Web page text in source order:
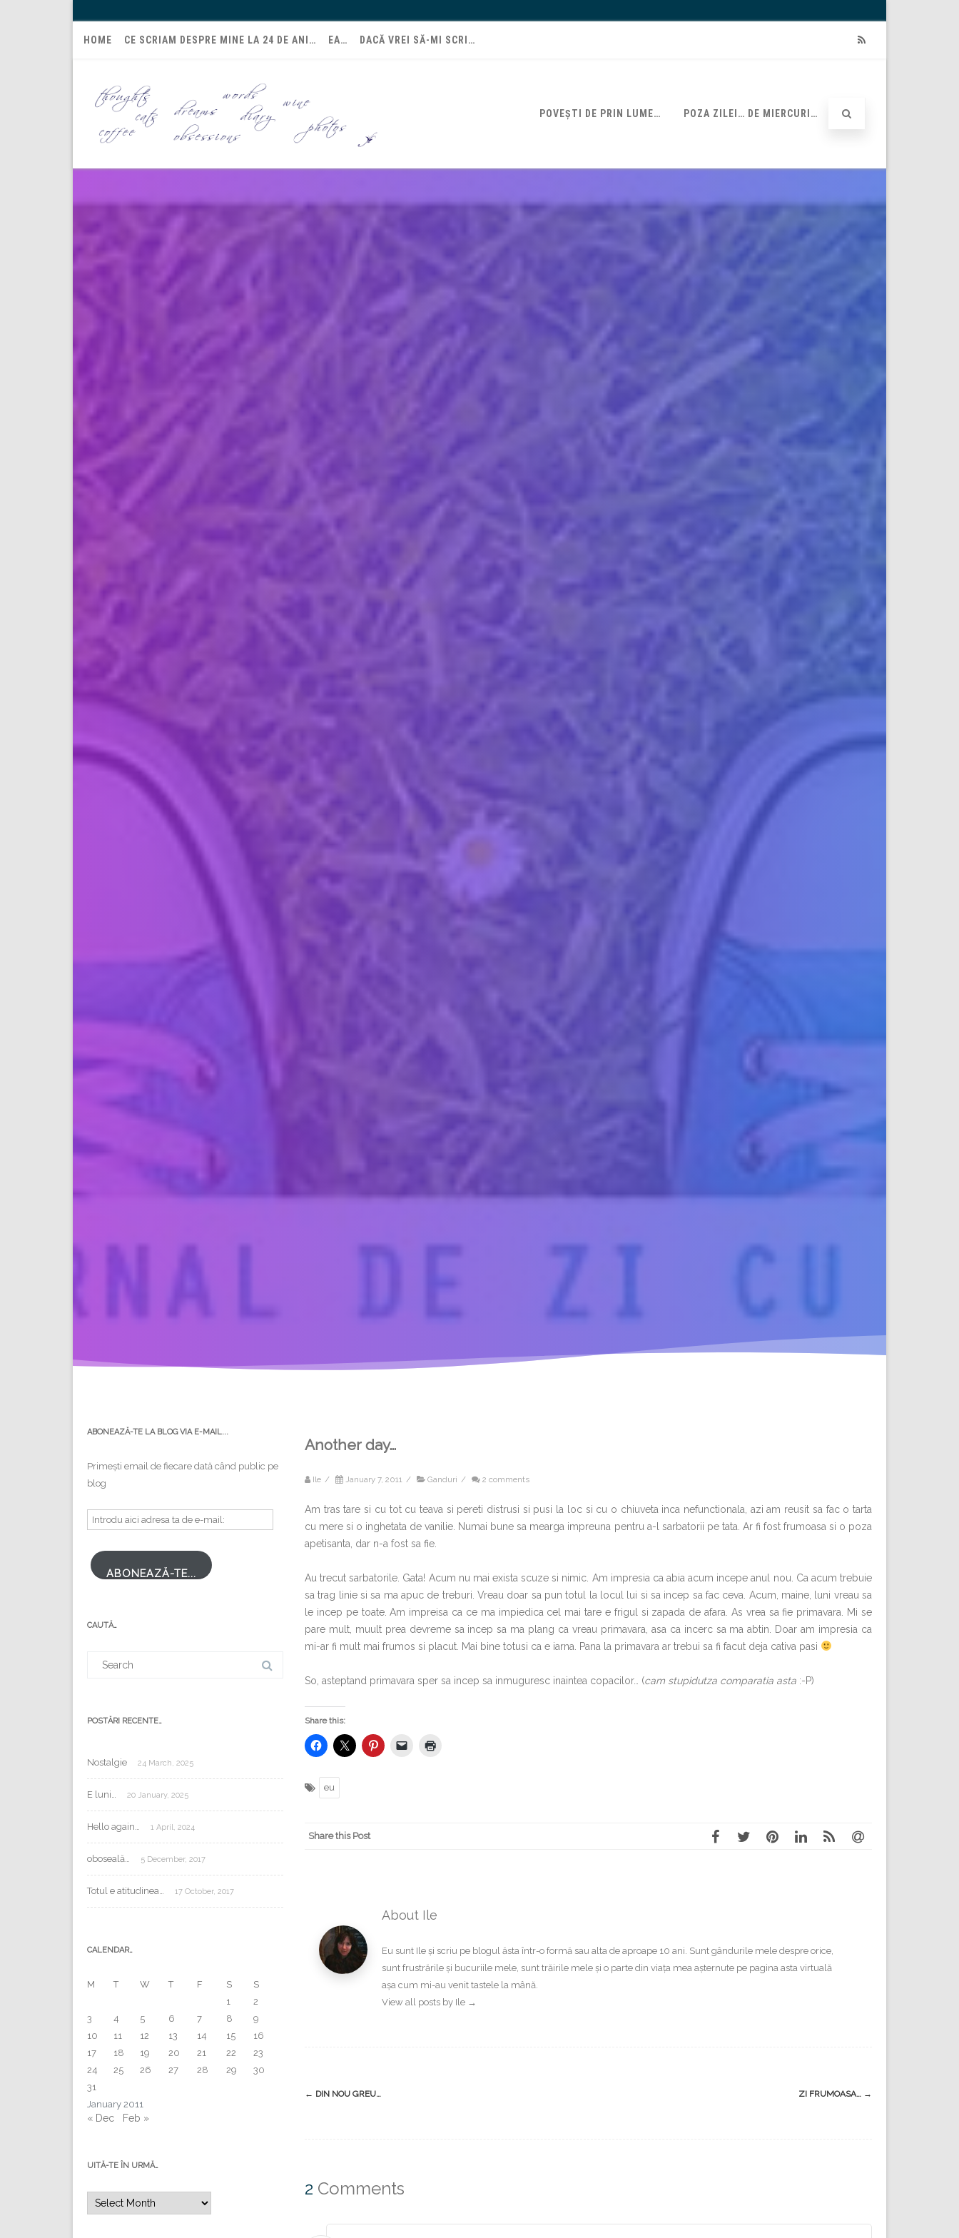
HOME CE SCRIAM DESPRE MINE LA 24 DE ANI… EA… DACĂ VREI SĂ-MI SCRI…
POVEȘTI DE PRIN LUME… POZA ZILEI… DE MIERCURI…
Another day…
Ile / January 7, 2011 / Ganduri / 2 comments
Am tras tare si cu tot cu teava si pereti distrusi si pusi la loc si cu o chiuveta inca nefunctionala, azi am reusit sa fac o tarta
cu mere si o inghetata de vanilie. Numai bune sa mearga impreuna pentru a-l sarbatorii pe tata. Ar fi fost frumoasa si o poza
apetisanta, dar n-a fost sa fie.
Au trecut sarbatorile. Gata! Acum nu mai exista scuze si nimic. Am impresia ca abia acum incepe anul nou. Ca acum trebuie
sa trag linie si sa ma apuc de treburi. Vreau doar sa pun totul la locul lui si sa incep sa fac ceva. Acum, maine, luni vreau sa
le incep pe toate. Am impreisa ca ce ma impiedica cel mai tare e frigul si zapada de afara. As vrea sa fie primavara. Mi se
pare mult, muult prea devreme sa incep sa ma plang ca vreau primavara, asa ca incerc sa ma abtin. Doar am impresia ca
mi-ar fi mult mai frumos si placut. Mai bine totusi ca e iarna. Pana la primavara ar trebui sa fi facut deja cativa pasi
So, asteptand primavara sper sa incep sa inmuguresc inaintea copacilor… (cam stupidutza comparatia asta :-P)
Share this:
eu
Share this Post
About Ile
Eu sunt Ile și scriu pe blogul ăsta într-o formă sau alta de aproape 10 ani. Sunt gândurile mele despre orice,
sunt frustrările și bucuriile mele, sunt trăirile mele și o parte din viața mea așternute pe pagina asta virtuală
așa cum mi-au venit tastele la mână.
View all posts by Ile →
Post
← DIN NOU GREU… ZI FRUMOASA… →
2 Comments
ABONEAZĂ-TE LA BLOG VIA E-MAIL...
Primești email de fiecare dată când public pe
blog
Introdu
adresa
ta
mail:
ABONEAZĂ-TE...
CAUTĂ…
POSTĂRI RECENTE…
Nostalgie 24 March, 2025
E luni… 20 January, 2025
Hello again… 1 April, 2024
oboseală… 5 December, 2017
Totul e atitudinea… 17 October, 2017
CALENDAR…
January 2011
M T W T F S
S
1
2
3
4 5 6 7 8
9
10
11 12 13 14 15
16
17
18 19 20 21 22
23
24
25 26 27 28 29
30
31
« Dec Feb »
UITĂ-TE ÎN URMĂ…
în